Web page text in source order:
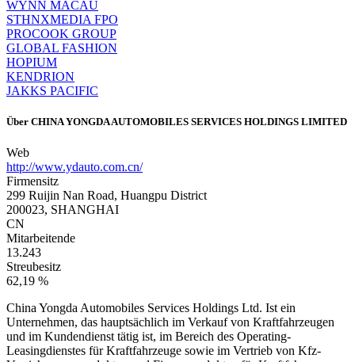
WYNN MACAU
STHNXMEDIA FPO
PROCOOK GROUP
GLOBAL FASHION
HOPIUM
KENDRION
JAKKS PACIFIC
Über CHINA YONGDA AUTOMOBILES SERVICES HOLDINGS LIMITED
Web
http://www.ydauto.com.cn/
Firmensitz
299 Ruijin Nan Road, Huangpu District
200023, SHANGHAI
CN
Mitarbeitende
13.243
Streubesitz
62,19 %
China Yongda Automobiles Services Holdings Ltd. Ist ein
Unternehmen, das hauptsächlich im Verkauf von Kraftfahrzeugen
und im Kundendienst tätig ist, im Bereich des Operating-
Leasingdienstes für Kraftfahrzeuge sowie im Vertrieb von Kfz-